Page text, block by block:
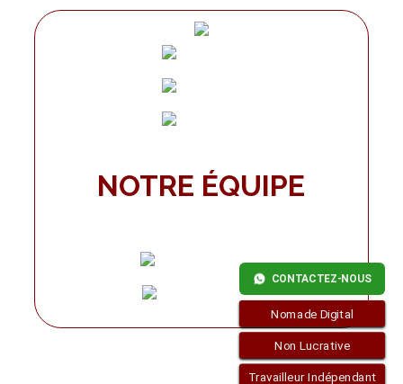
NOTRE ÉQUIPE
CONTACTEZ-NOUS
Nomade Digital
Non Lucrative
Travailleur Indépendant